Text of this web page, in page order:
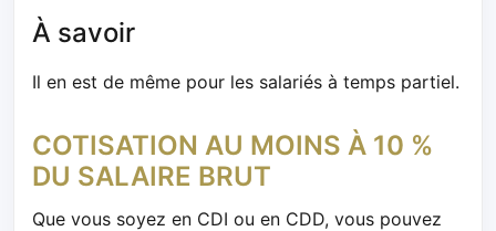
À savoir
Il en est de même pour les salariés à temps partiel.
COTISATION AU MOINS À 10 %
DU SALAIRE BRUT
Que vous soyez en CDI ou en CDD, vous pouvez